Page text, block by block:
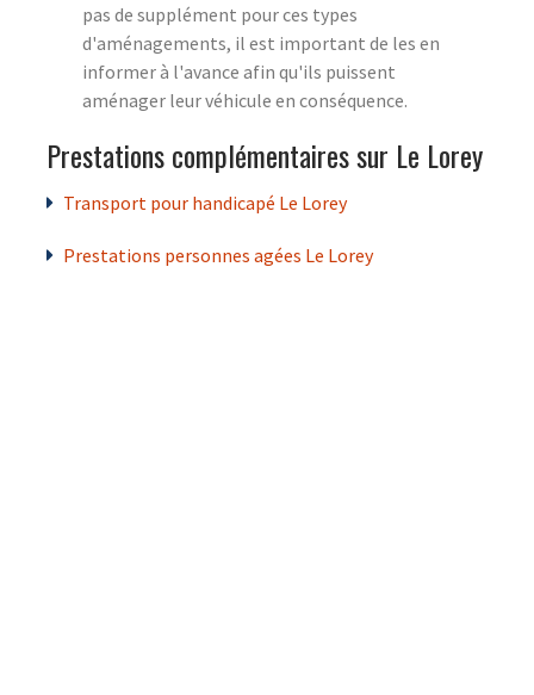
pas de supplément pour ces types
d'aménagements, il est important de les en
informer à l'avance afin qu'ils puissent
aménager leur véhicule en conséquence.
Prestations complémentaires sur Le Lorey
Transport pour handicapé Le Lorey
Prestations personnes agées Le Lorey